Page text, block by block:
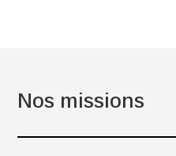
Nos missions